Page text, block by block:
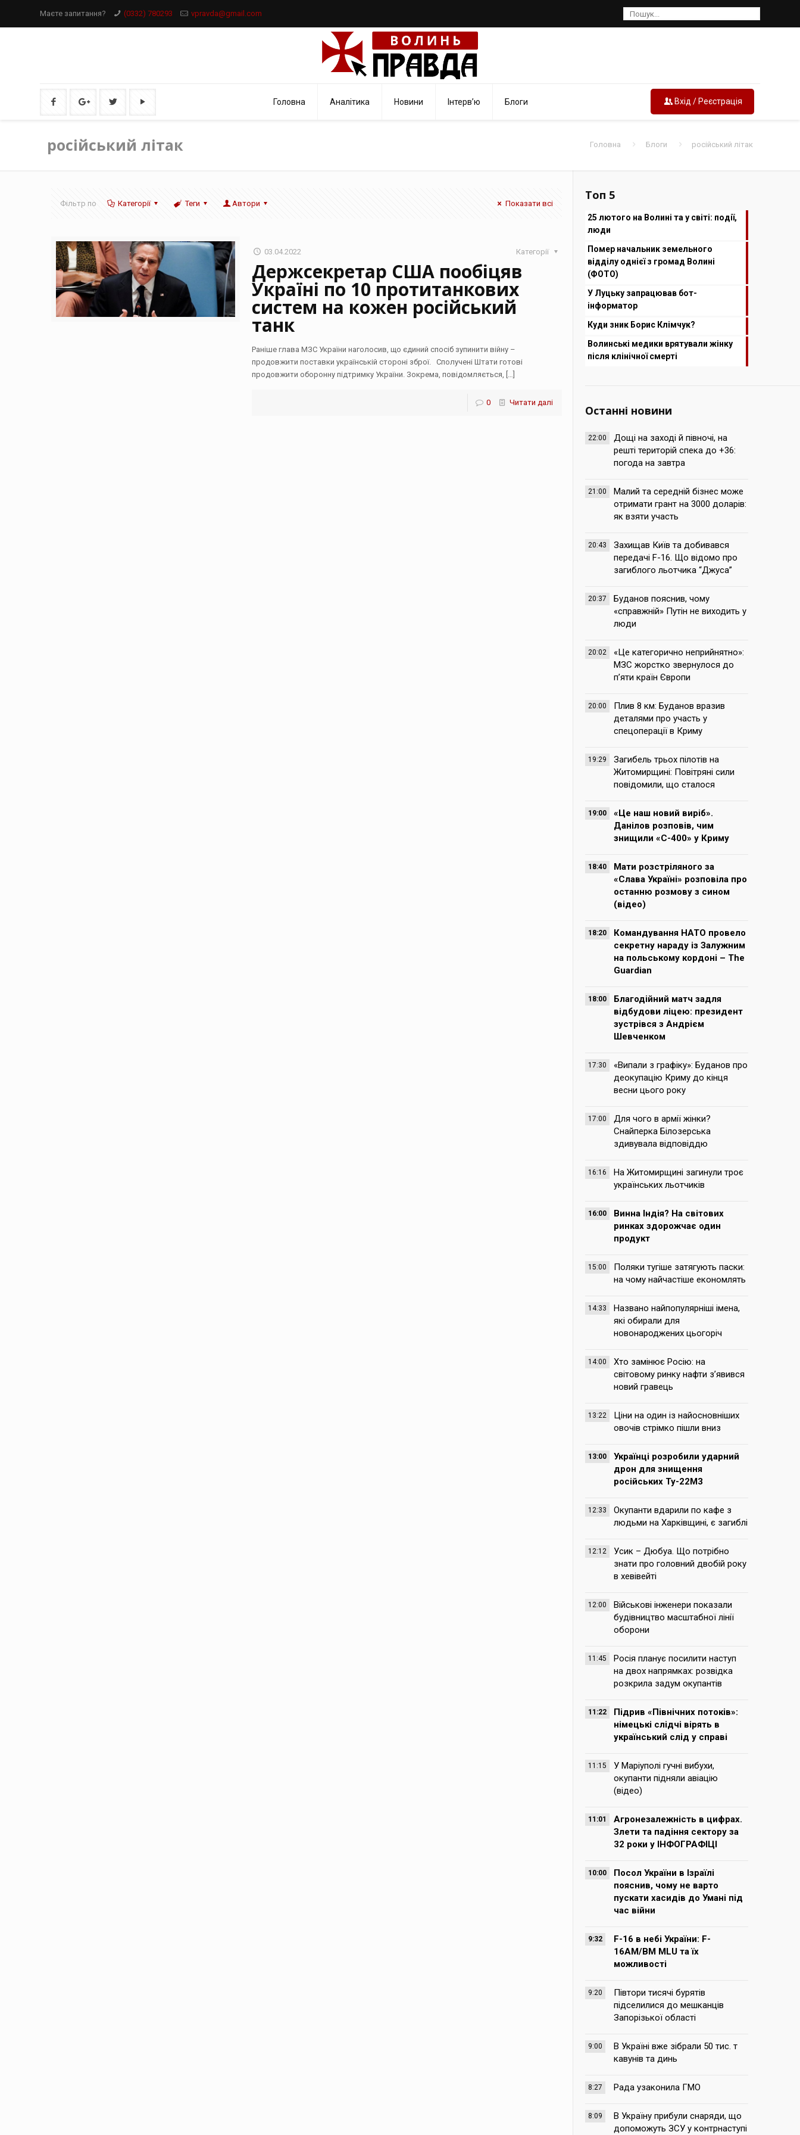
Маєте запитання? (0332) 780293 vpravda@gmail.com
Головна Аналітика Новини Інтерв’ю Блоги Вхід / Реєстрація
російський літак Головна Блоги російський літак
Фільтр по Категорії Теги Автори Показати всі
03.04.2022 Категорії
Держсекретар США пообіцяв
Україні по 10 протитанкових
систем на кожен російський
танк
Раніше глава МЗС України наголосив, що єдиний спосіб зупинити війну –
продовжити поставки українській стороні зброї. Сполучені Штати готові
продовжити оборонну підтримку України. Зокрема, повідомляється, […]
0 Читати далі
Топ 5
25 лютого на Волині та у світі: події,
люди
Помер начальник земельного
відділу однієї з громад Волині
(ФОТО)
У Луцьку запрацював бот-
інформатор
Куди зник Борис Клімчук?
Волинські медики врятували жінку
після клінічної смерті
Останні новини
22:00
Дощі на заході й півночі, на
решті територій спека до +36:
погода на завтра
21:00
Малий та середній бізнес може
отримати грант на 3000 доларів:
як взяти участь
20:43
Захищав Київ та добивався
передачі F-16. Що відомо про
загиблого льотчика “Джуса”
20:37
Буданов пояснив, чому
«справжній» Путін не виходить у
люди
20:02
«Це категорично неприйнятно»:
МЗС жорстко звернулося до
п’яти країн Європи
20:00
Плив 8 км: Буданов вразив
деталями про участь у
спецоперації в Криму
19:29
Загибель трьох пілотів на
Житомирщині: Повітряні сили
повідомили, що сталося
19:00
«Це наш новий виріб».
Данілов розповів, чим
знищили «С-400» у Криму
18:40
Мати розстріляного за
«Слава Україні» розповіла про
останню розмову з сином
(відео)
18:20
Командування НАТО провело
секретну нараду із Залужним
на польському кордоні – The
Guardian
18:00
Благодійний матч задля
відбудови ліцею: президент
зустрівся з Андрієм
Шевченком
17:30
«Випали з графіку»: Буданов про
деокупацію Криму до кінця
весни цього року
17:00
Для чого в армії жінки?
Снайперка Білозерська
здивувала відповіддю
16:16
На Житомирщині загинули троє
українських льотчиків
16:00
Винна Індія? На світових
ринках здорожчає один
продукт
15:00
Поляки тугіше затягують паски:
на чому найчастіше економлять
14:33
Названо найпопулярніші імена,
які обирали для
новонароджених цьогоріч
14:00
Хто замінює Росію: на
світовому ринку нафти з’явився
новий гравець
13:22
Ціни на один із найосновніших
овочів стрімко пішли вниз
13:00
Українці розробили ударний
дрон для знищення
російських Ту-22М3
12:33
Окупанти вдарили по кафе з
людьми на Харківщині, є загиблі
12:12
Усик – Дюбуа. Що потрібно
знати про головний двобій року
в хевівейті
12:00
Військові інженери показали
будівництво масштабної лінії
оборони
11:45
Росія планує посилити наступ
на двох напрямках: розвідка
розкрила задум окупантів
11:22
Підрив «Північних потоків»:
німецькі слідчі вірять в
український слід у справі
11:15
У Маріуполі гучні вибухи,
окупанти підняли авіацію
(відео)
11:01
Агронезалежність в цифрах.
Злети та падіння сектору за
32 роки у ІНФОГРАФІЦІ
10:00
Посол України в Ізраїлі
пояснив, чому не варто
пускати хасидів до Умані під
час війни
9:32
F-16 в небі України: F-
16AM/BM MLU та їх
можливості
9:20
Півтори тисячі бурятів
підселилися до мешканців
Запорізької області
9:00
В Україні вже зібрали 50 тис. т
кавунів та динь
8:27 Рада узаконила ГМО
8:09
В Україну прибули снаряди, що
допоможуть ЗСУ у контрнаступі